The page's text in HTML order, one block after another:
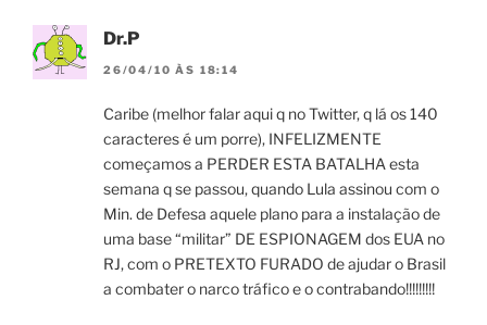
Dr.P
26/04/10 ÀS 18:14
Caribe (melhor falar aqui q no Twitter, q lá os 140
caracteres é um porre), INFELIZMENTE
começamos a PERDER ESTA BATALHA esta
semana q se passou, quando Lula assinou com o
Min. de Defesa aquele plano para a instalação de
uma base “militar” DE ESPIONAGEM dos EUA no
RJ, com o PRETEXTO FURADO de ajudar o Brasil
a combater o narco tráfico e o contrabando!!!!!!!!!